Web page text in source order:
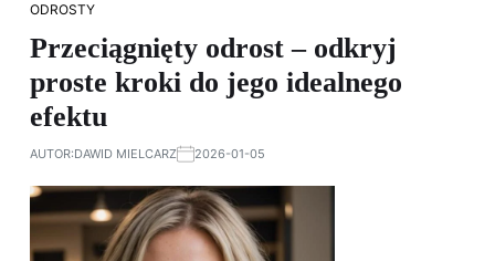
ODROSTY
Przeciągnięty odrost – odkryj
proste kroki do jego idealnego
efektu
AUTOR:DAWID MIELCARZ 2026-01-05